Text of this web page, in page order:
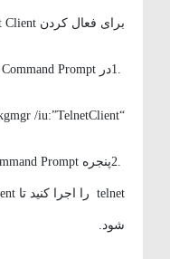
برای فعال کردن Telnet Client از طریق خط فرمان:
شود.